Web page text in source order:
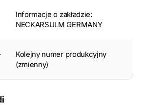
Informacje o zakładzie:
NECKARSULM GERMANY
Kolejny numer produkcyjny
(zmienny)